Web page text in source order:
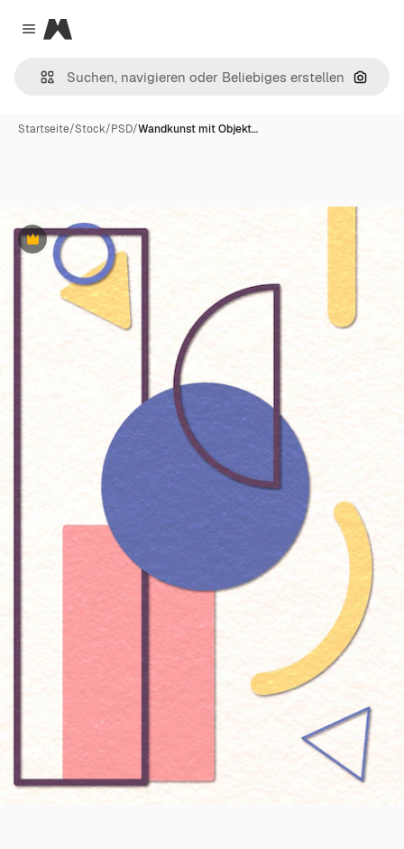
Close menu
Magnific
Nach
Startseite/Stock/PSD/Wandkunst mit Objekt…
Premium